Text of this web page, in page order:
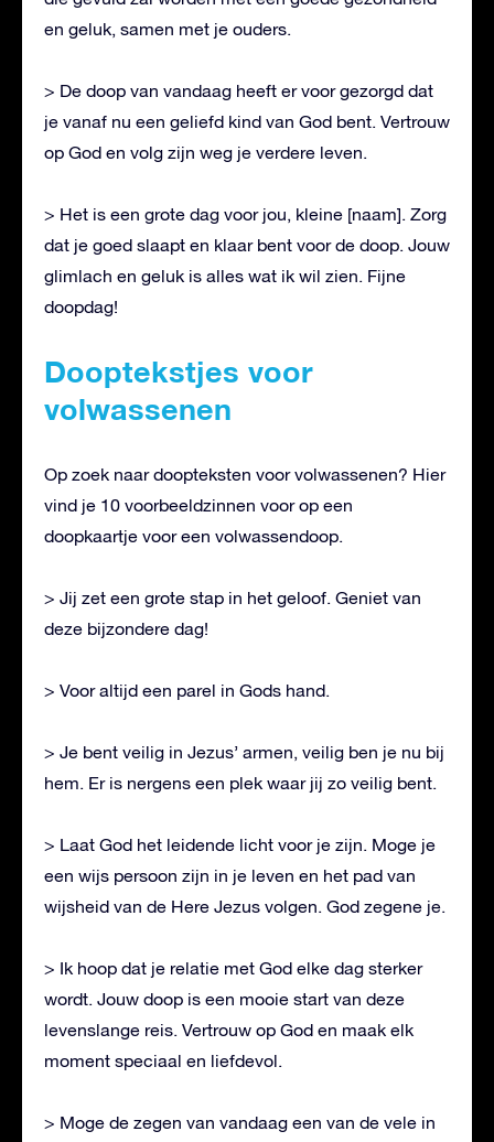
en geluk, samen met je ouders.
> De doop van vandaag heeft er voor gezorgd dat
je vanaf nu een geliefd kind van God bent. Vertrouw
op God en volg zijn weg je verdere leven.
> Het is een grote dag voor jou, kleine [naam]. Zorg
dat je goed slaapt en klaar bent voor de doop. Jouw
glimlach en geluk is alles wat ik wil zien. Fijne
doopdag!
Dooptekstjes voor
volwassenen
Op zoek naar doopteksten voor volwassenen? Hier
vind je 10 voorbeeldzinnen voor op een
doopkaartje voor een volwassendoop.
> Jij zet een grote stap in het geloof. Geniet van
deze bijzondere dag!
> Voor altijd een parel in Gods hand.
> Je bent veilig in Jezus’ armen, veilig ben je nu bij
hem. Er is nergens een plek waar jij zo veilig bent.
> Laat God het leidende licht voor je zijn. Moge je
een wijs persoon zijn in je leven en het pad van
wijsheid van de Here Jezus volgen. God zegene je.
> Ik hoop dat je relatie met God elke dag sterker
wordt. Jouw doop is een mooie start van deze
levenslange reis. Vertrouw op God en maak elk
moment speciaal en liefdevol.
> Moge de zegen van vandaag een van de vele in